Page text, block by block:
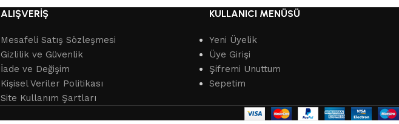
ALIŞVERİŞ
Mesafeli Satış Sözleşmesi
Gizlilik ve Güvenlik
İade ve Değişim
Kişisel Veriler Politikası
Site Kullanım Şartları
KULLANICI MENÜSÜ
Yeni Üyelik
Üye Girişi
Şifremi Unuttum
Sepetim